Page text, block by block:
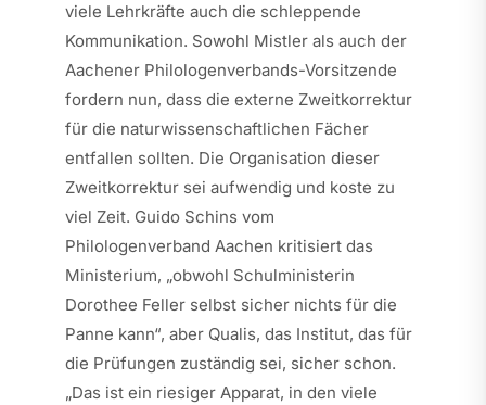
viele Lehrkräfte auch die schleppende
Kommunikation. Sowohl Mistler als auch der
Aachener Philologenverbands-Vorsitzende
fordern nun, dass die externe Zweitkorrektur
für die naturwissenschaftlichen Fächer
entfallen sollten. Die Organisation dieser
Zweitkorrektur sei aufwendig und koste zu
viel Zeit. Guido Schins vom
Philologenverband Aachen kritisiert das
Ministerium, „obwohl Schulministerin
Dorothee Feller selbst sicher nichts für die
Panne kann“, aber Qualis, das Institut, das für
die Prüfungen zuständig sei, sicher schon.
„Das ist ein riesiger Apparat, in den viele